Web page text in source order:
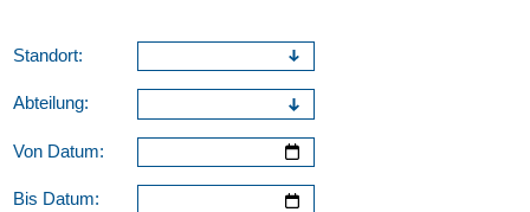
Standort:
Abteilung:
Von Datum:
Bis Datum: